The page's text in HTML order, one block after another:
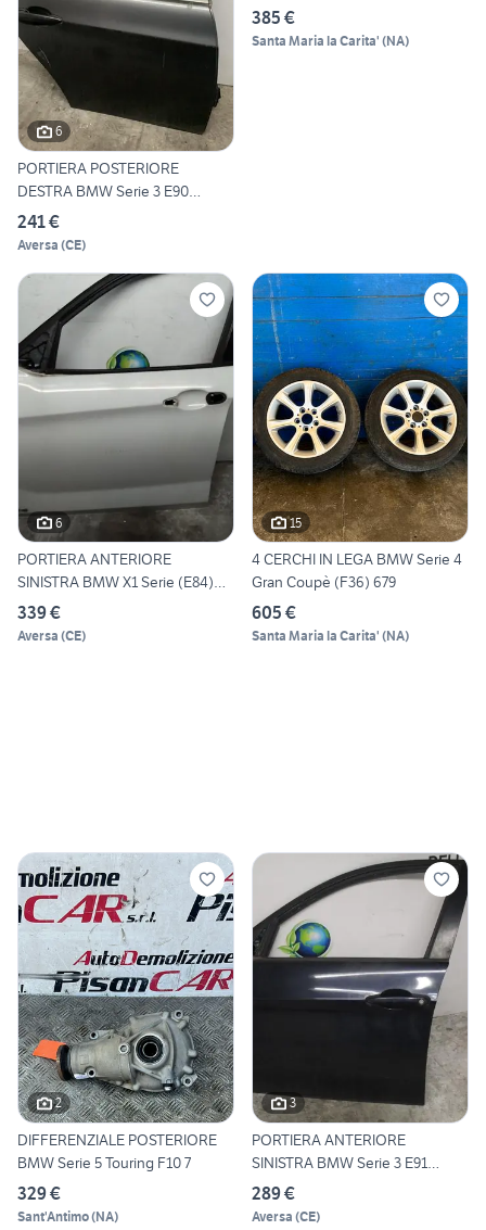
6
PORTIERA POSTERIORE
DESTRA BMW Serie 3 E90
Berlina
241 €
Aversa (CE)
385 €
Santa Maria la Carita' (NA)
6
PORTIERA ANTERIORE
SINISTRA BMW X1 Serie (E84)
415
339 €
Aversa (CE)
15
4 CERCHI IN LEGA BMW Serie 4
Gran Coupè (F36) 679
605 €
Santa Maria la Carita' (NA)
2
DIFFERENZIALE POSTERIORE
BMW Serie 5 Touring F10 7
329 €
Sant'Antimo(NA)
3
PORTIERA ANTERIORE
SINISTRA BMW Serie 3 E91
Tourin
289 €
Aversa (CE)